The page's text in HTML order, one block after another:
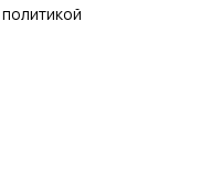
политикой